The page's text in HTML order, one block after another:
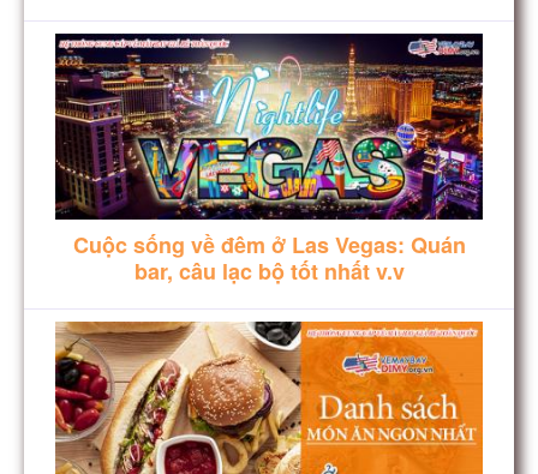
Cuộc sống về đêm ở Las Vegas: Quán
bar, câu lạc bộ tốt nhất v.v